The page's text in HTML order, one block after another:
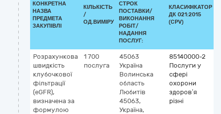
КОНКРЕТНА
НАЗВА
ПРЕДМЕТА
ЗАКУПІВЛІ
КІЛЬКІСТЬ
/
ОД.ВИМІРУ
СТРОК
ПОСТАВКИ/
ВИКОНАННЯ
РОБІТ/
НАДАННЯ
ПОСЛУГ:
КЛАСИФІКАТОР
ДК 021:2015
(CPV)
Розрахункова
швидкість
клубочкової
фільтрації
(eGFR),
визначена за
формулою
1 700
послуга
45063
Україна
Волинська
область
Любитів
45063,
Україна,
85140000-2
Послуги у
сфері
охорони
здоров’я
різні